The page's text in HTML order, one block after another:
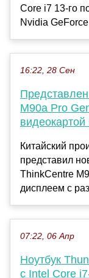
Core i7 13-го
Nvidia GeForce
16:22, 28 Сен
M90a Pro
Китайский
представил
ThinkCentre
дисплеем с
07:22, 06 Апр
Ноутбук
с Intel Core